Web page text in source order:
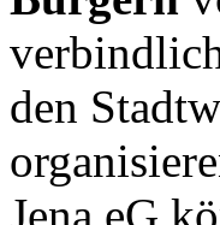
den
Jena eG